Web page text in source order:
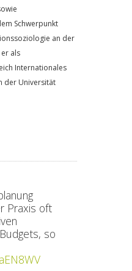
Schwerpunkt
an der
als
Internationales
der Universität
Praxis oft
so